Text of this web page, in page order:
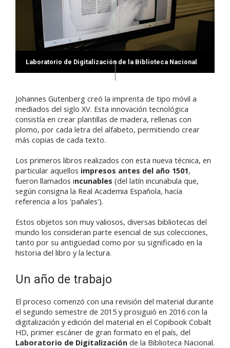
Laboratorio de Digitalización de la Biblioteca Nacional
Johannes Gutenberg creó la imprenta de tipo móvil a
mediados del siglo XV. Esta innovación tecnológica
consistía en crear plantillas de madera, rellenas con
plomo, por cada letra del alfabeto, permitiendo crear
más copias de cada texto.
Los primeros libros realizados con esta nueva técnica, en
particular aquellos impresos antes del año 1501,
fueron llamados incunables (del latín incunabula que,
según consigna la Real Academia Española, hacía
referencia a los 'pañales').
Estos objetos son muy valiosos, diversas bibliotecas del
mundo los consideran parte esencial de sus colecciones,
tanto por su antigüedad como por su significado en la
historia del libro y la lectura.
Un año de trabajo
El proceso comenzó con una revisión del material durante
el segundo semestre de 2015 y prosiguió en 2016 con la
digitalización y edición del material en el Copibook Cobalt
HD, primer escáner de gran formato en el país, del
Laboratorio de Digitalización de la Biblioteca Nacional.